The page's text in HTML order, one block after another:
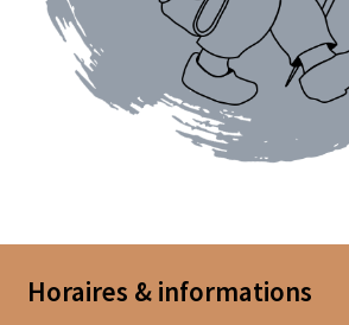
Boîtes à épices
Coffrets épices
Epices en vrac
Poivres en vrac
Horaires & informations